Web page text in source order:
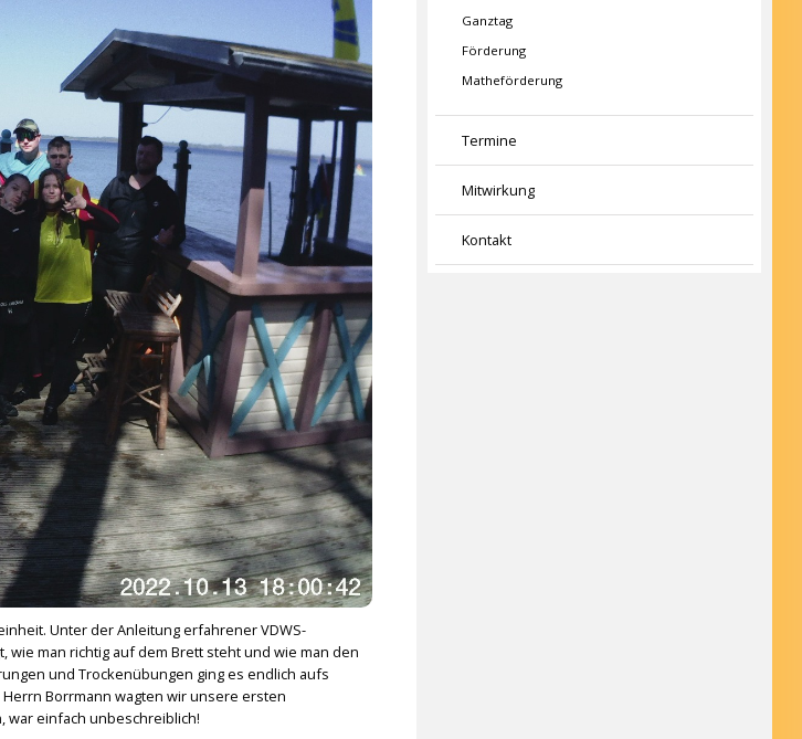
Unter der Anleitung erfahrener VDWS-
man richtig auf dem Brett steht und wie man den
und Trockenübungen ging es endlich aufs
Borrmann wagten wir unsere ersten
war einfach unbeschreiblich!
Ganztag
Förderung
Matheförderung
Termine
Mitwirkung
Kontakt